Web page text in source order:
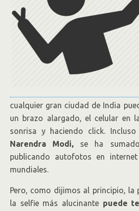
cualquier gran ciudad de India
un brazo alargado, el celular en
sonrisa y haciendo click.
Narendra Modi, se ha
publicando autofotos en
mundiales.
Pero, como dijimos al principio, la
la selfie más alucinante puede